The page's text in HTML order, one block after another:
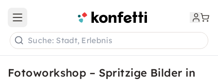
Open main menu
Suche: Stadt, Erlebnis
Fotoworkshop – Spritzige Bilder in